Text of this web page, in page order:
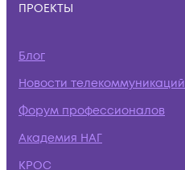
ПРОЕКТЫ
Блог
Новости телекоммуникаций
Форум профессионалов
Академия НАГ
КРОС